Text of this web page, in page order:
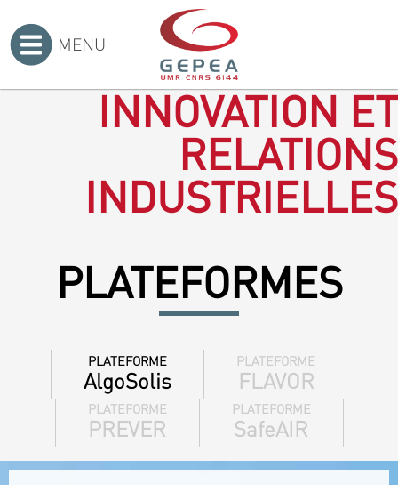
MENU
INNOVATION ET
RELATIONS
INDUSTRIELLES
PLATEFORMES
PLATEFORME
AlgoSolis
PLATEFORME
FLAVOR
PLATEFORME
PREVER
PLATEFORME
SafeAIR